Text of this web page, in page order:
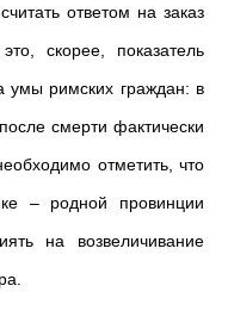
ответом на заказ
скорее, показатель
умы римских граждан: в
смерти фактически
отметить, что
– родной провинции
на возвеличивание